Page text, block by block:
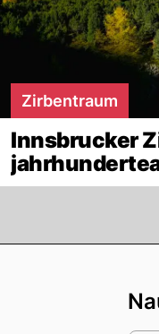
Zirbentraum
Innsbrucker